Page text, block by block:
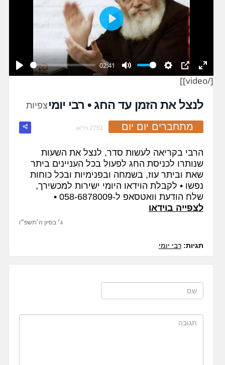
Play
02:41
Mute Settings PIPEnter
Play
[/video]]
לנצל את הזמן עד החג • רבי יומי צפיות
מתחברים יום יום 2751 וידאו
הרבי בקריאה לעשות סדר, לנצל את השעות
שנותרו לכניסת החג לפעול בכל העניינים ביתר
שאת וביתר עוז, בשמחה ובפנימיות ובכל כוחות
נפשו • לקבלת הוידאו היומי ישירות למכשירך,
שלח הודעת וואטסאפ ל-058-6878009 •
לצפייה בוידאו
ג׳ בסיון ה׳תשפ״ו
תגיות:רבי יומי